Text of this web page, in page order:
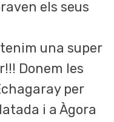
els seus
una super
Donem les
per
i a Àgora